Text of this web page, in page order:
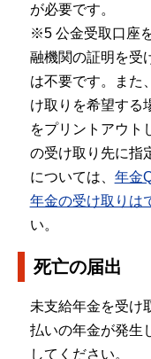
が必要です。
※5 公金受取口座
融機関の証明を受
は不要です。また
け取りを希望する
をプリントアウト
の受け取り先に指
については、 年金
年金の受け取りは
い。
死亡の届出
未支給年金を受け
払いの年金が発生
してください。